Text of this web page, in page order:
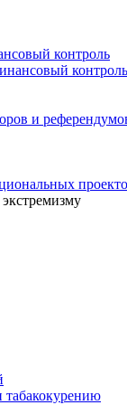
контроль
контроль
и
табакокурению